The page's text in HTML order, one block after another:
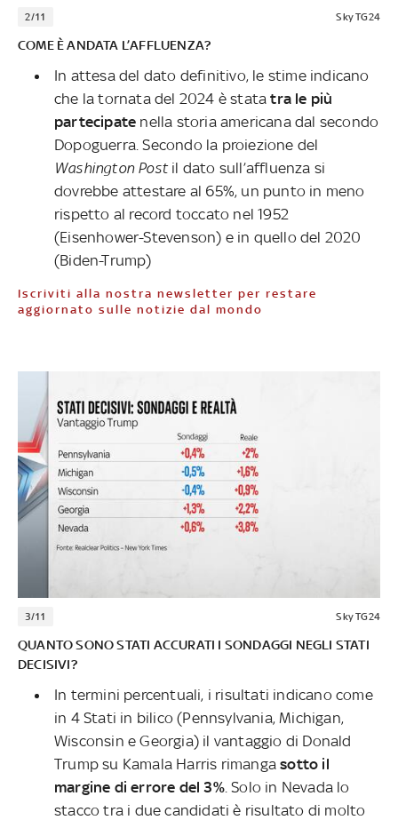
2/11 Sky TG24
COME È ANDATA L’AFFLUENZA?
In attesa del dato definitivo, le stime indicano
che la tornata del 2024 è statatra le più
partecipate nella storia americana dal secondo
Dopoguerra. Secondo la proiezione del
Washington Post il dato sull’affluenza si
dovrebbe attestare al 65%, un punto in meno
rispetto al record toccato nel 1952
(Eisenhower-Stevenson) e in quello del 2020
(Biden-Trump)
Iscriviti alla nostra newsletter per restare
aggiornato sulle notizie dal mondo
3/11 Sky TG24
QUANTO SONO STATI ACCURATI I SONDAGGI NEGLI STATI
DECISIVI?
In termini percentuali, i risultati indicano come
in 4 Stati in bilico (Pennsylvania, Michigan,
Wisconsin e Georgia) il vantaggio di Donald
Trump su Kamala Harris rimangasotto il
margine di errore del 3%. Solo in Nevada lo
stacco tra i due candidati è risultato di molto